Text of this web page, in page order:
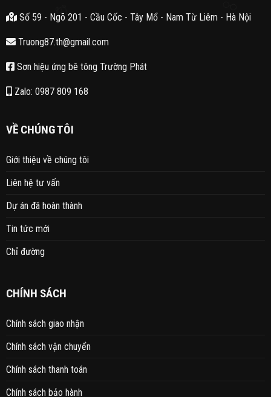
Số 59 - Ngõ 201 - Cầu Cốc - Tây Mổ - Nam Từ Liêm - Hà Nội
Truong87.th@gmail.com
Sơn hiệu ứng bê tông Trường Phát
Zalo: 0987 809 168
VỀ CHÚNG TÔI
Giới thiệu về chúng tôi
Liên hệ tư vấn
Dự án đã hoàn thành
Tin tức mới
Chỉ đường
CHÍNH SÁCH
Chính sách giao nhận
Chính sách vận chuyển
Chính sách thanh toán
Chính sách bảo hành